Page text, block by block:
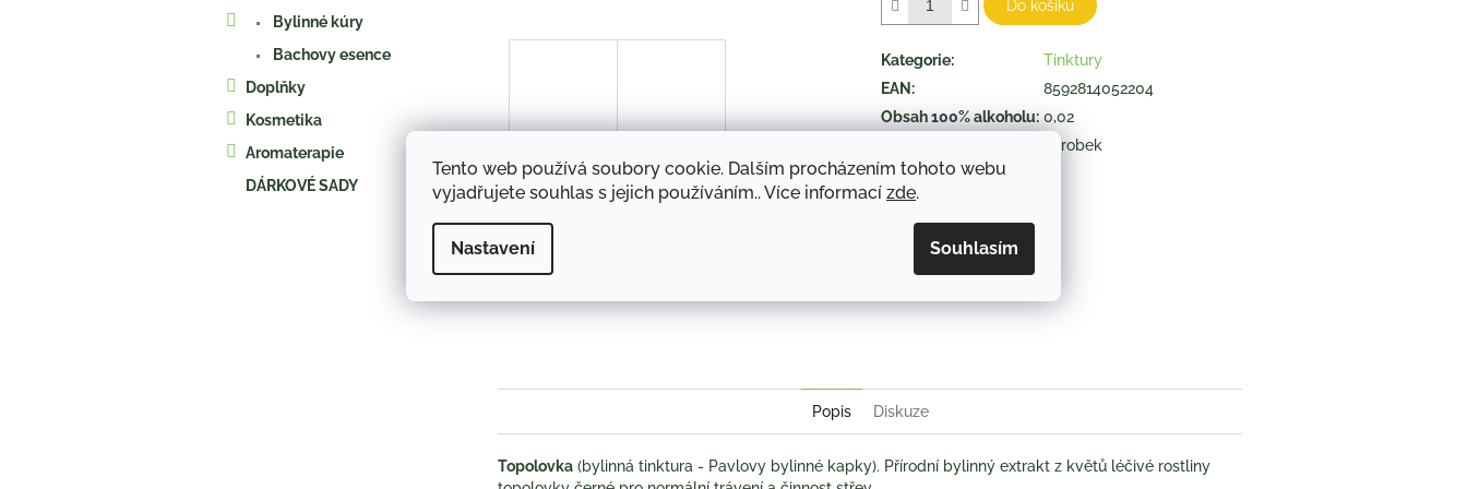
Tento web používá soubory cookie. Dalším procházením tohoto webu
vyjadřujete souhlas s jejich používáním.. Více informací zde.
Nastavení Souhlasím
Bylinné kúry
Bachovy esence
Doplňky
Kosmetika
Aromaterapie
DÁRKOVÉ SADY
hvězdiček.
Do košíku
Kategorie:
Tinktury
EAN:
8592814052204
Obsah 100% alkoholu: 0,02
výrobek
TISK ZEPTAT SE
Popis Diskuze
Topolovka (bylinná tinktura - Pavlovy bylinné kapky). Přírodní bylinný extrakt z květů léčivé rostliny